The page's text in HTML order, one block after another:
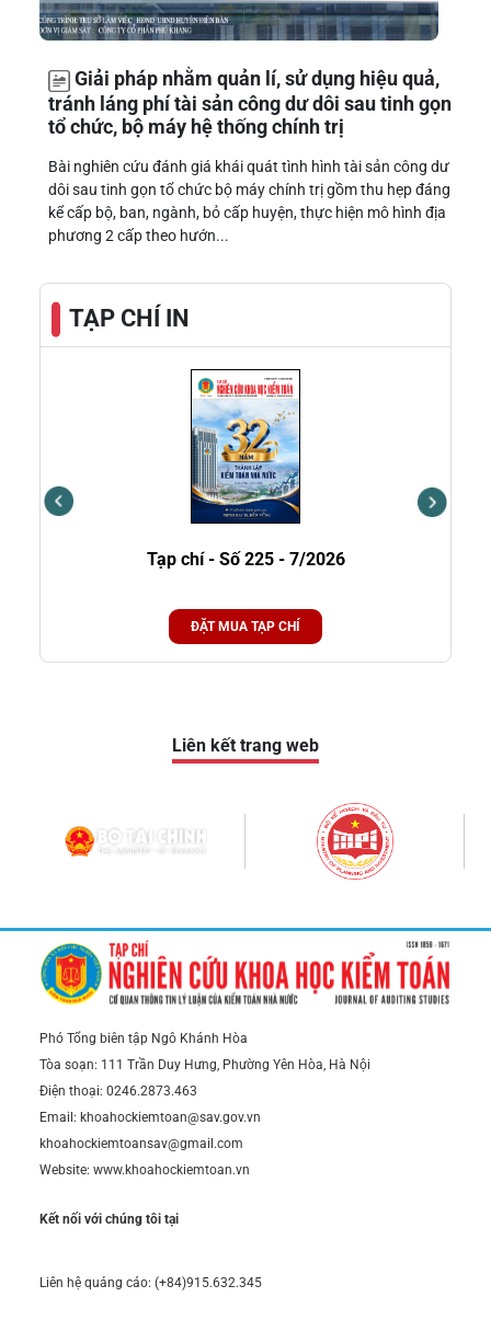
Giải pháp nhằm quản lí, sử dụng hiệu quả,
tránh láng phí tài sản công dư dôi sau tinh gọn
tổ chức, bộ máy hệ thống chính trị
Bài nghiên cứu đánh giá khái quát tình hình tài sản công dư
dôi sau tinh gọn tổ chức bộ máy chính trị gồm thu hẹp đáng
kể cấp bộ, ban, ngành, bỏ cấp huyện, thực hiện mô hình địa
phương 2 cấp theo hướn...
TẠP CHÍ IN
Tạp chí - Số 225 - 7/2026
ĐẶT MUA TẠP CHÍ
Liên kết trang web
Phó Tổng biên tập Ngô Khánh Hòa
Tòa soạn: 111 Trần Duy Hưng, Phường Yên Hòa, Hà Nội
Điện thoại: 0246.2873.463
Email: khoahockiemtoan@sav.gov.vn
khoahockiemtoansav@gmail.com
Website: www.khoahockiemtoan.vn
Kết nối với chúng tôi tại
Liên hệ quảng cáo: (+84)915.632.345